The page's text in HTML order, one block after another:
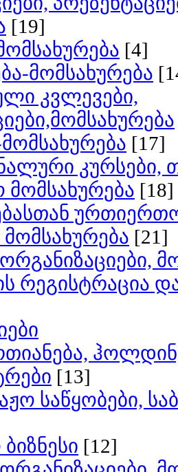
[19]
[4]
მომსახურება
კვლევები,
[17]
კურსები,
[18]
[21]
რეგისტრაცია
[13]
საწყობები,
[12]